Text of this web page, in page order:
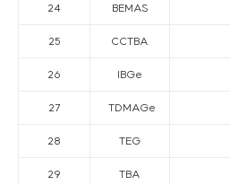
24 BEMAS
25 CCTBA
26 IBGe
27 TDMAGe
28 TEG
29 TBA